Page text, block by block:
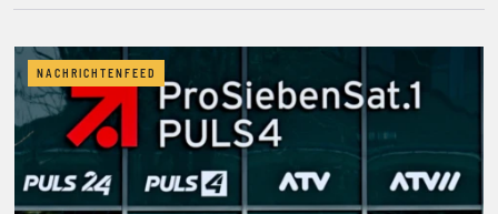
NACHRICHTENFEED